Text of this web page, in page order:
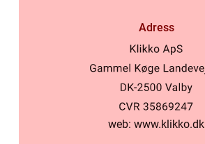
Adress
web: www.klikko.dk